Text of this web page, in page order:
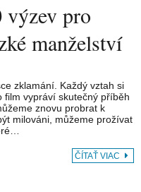
pro
manželství
zklamání. Každý vztah si
film vypráví skutečný příběh
znovu probrat k
milováni, můžeme prožívat
ČÍTAŤ VIAC